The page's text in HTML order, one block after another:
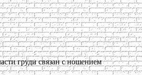
груди связан с ношением